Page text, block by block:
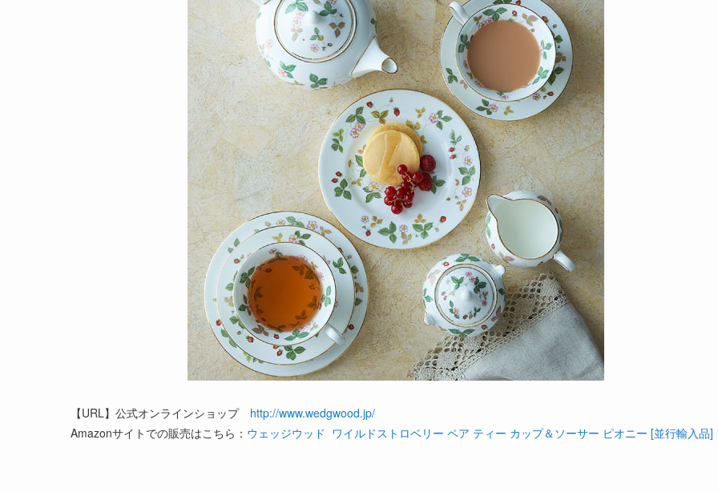
【URL】公式オンラインショップ http://www.wedgwood.jp/
Amazonサイトでの販売はこちら： ウェッジウッド ワイルドストロベリー ペア ティー カップ＆ソーサー ピオニー [並行輸入品]